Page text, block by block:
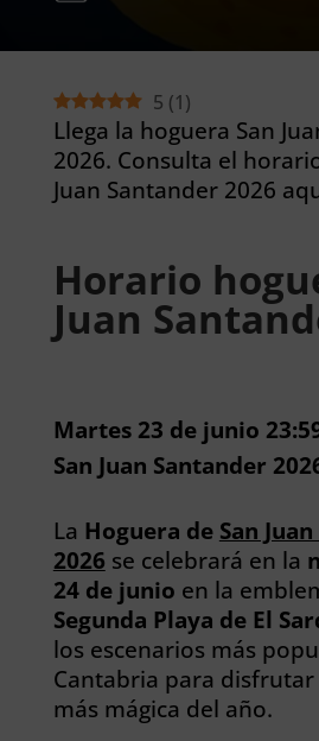
5 (1)
Llega la hoguera San
2026. Consulta el
Juan Santander 2026
Horario
Juan
Martes 23 de junio
San Juan Santander
La Hoguera de San
2026 se celebrará en la
24 de junio en la
Segunda Playa de El
los escenarios más
Cantabria para disfrutar
más mágica del año.